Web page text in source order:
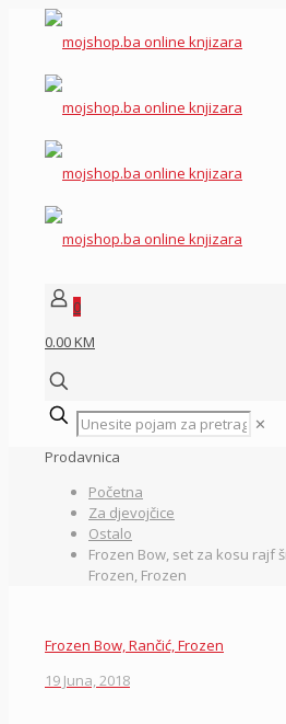
0
0.00 KM
✕
Prodavnica
Početna
Za djevojčice
Ostalo
Frozen Bow, set za kosu rajf
Frozen, Frozen
Frozen Bow, Rančić, Frozen
19 Juna, 2018